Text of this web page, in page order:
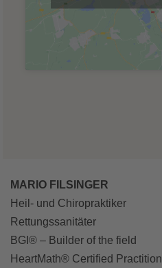
MARIO FILSINGER
Heil- und Chiropraktiker
Rettungssanitäter
BGI® – Builder of the field
HeartMath® Certified